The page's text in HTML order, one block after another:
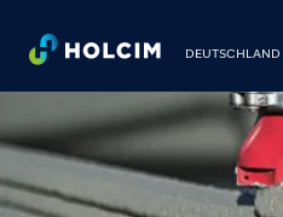
DEUTSCHLAND